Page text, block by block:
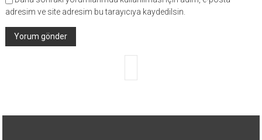
adresim ve site adresim bu tarayıcıya kaydedilsin.